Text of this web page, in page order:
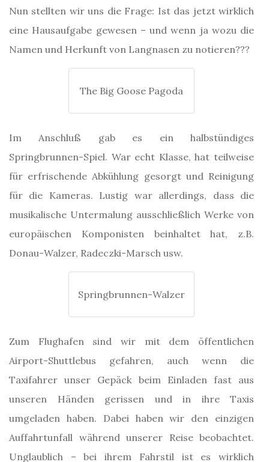
Nun stellten wir uns die Frage: Ist das jetzt wirklich
eine Hausaufgabe gewesen – und wenn ja wozu die
Namen und Herkunft von Langnasen zu notieren???
The Big Goose Pagoda
Im Anschluß gab es ein halbstündiges
Springbrunnen-Spiel. War echt Klasse, hat teilweise
für erfrischende Abkühlung gesorgt und Reinigung
für die Kameras. Lustig war allerdings, dass die
musikalische Untermalung ausschließlich Werke von
europäischen Komponisten beinhaltet hat, z.B.
Donau-Walzer, Radeczki-Marsch usw.
Springbrunnen-Walzer
Zum Flughafen sind wir mit dem öffentlichen
Airport-Shuttlebus gefahren, auch wenn die
Taxifahrer unser Gepäck beim Einladen fast aus
unseren Händen gerissen und in ihre Taxis
umgeladen haben. Dabei haben wir den einzigen
Auffahrtunfall während unserer Reise beobachtet.
Unglaublich – bei ihrem Fahrstil ist es wirklich